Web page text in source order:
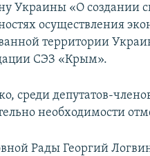
Украины «О создании
осуществления
территории
СЭЗ «Крым».
среди депутатов-
необходимости
Рады Георгий